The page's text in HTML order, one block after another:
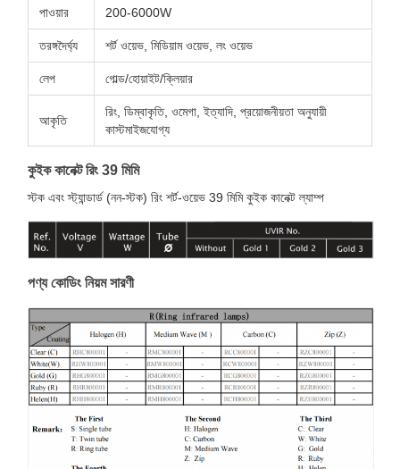
পাওয়ার 200-6000W
তরঙ্গদৈর্ঘ্য শর্ট ওয়েভ, মিডিয়াম ওয়েভ, লং ওয়েভ
লেপ গোল্ড/হোয়াইট/ক্লিয়ার
আকৃতি
রিং, ডিম্বাকৃতি, ওমেগা, ইত্যাদি, প্রয়োজনীয়তা অনুযায়ী
কাস্টমাইজযোগ্য
কুইক কানেক্ট রিং 39 মিমি
স্টক এবং স্ট্যান্ডার্ড (নন-স্টক) রিং শর্ট-ওয়েভ 39 মিমি কুইক কানেক্ট ল্যাম্প
পণ্য কোডিং নিয়ম সারণী